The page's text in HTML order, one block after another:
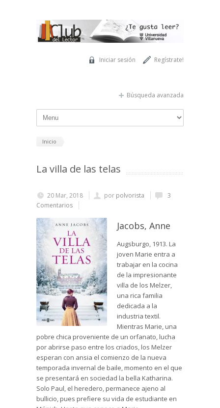
Regístrate!
Iniciar sesión
Búsqueda avanzada
Inicio
La villa de las telas
20 Mar, 2018 por polvorista
3
Comentarios
Jacobs, Anne
Augsburgo, 1913. La
joven Marie entra a
trabajar en la cocina
de la impresionante
villa de los Melzer,
una rica familia
dedicada a la
industria textil.
Mientras Marie, una
pobre chica proveniente de un orfanato, lucha
por abrirse paso entre los criados, los Melzer
esperan con ansia el comienzo de la nueva
temporada invernal de baile, momento en el que
se presentará en sociedad la bella Katharina.
Solo Paul, el heredero, permanece ajeno al
bullicio, pues prefiere su vida de estudiante en